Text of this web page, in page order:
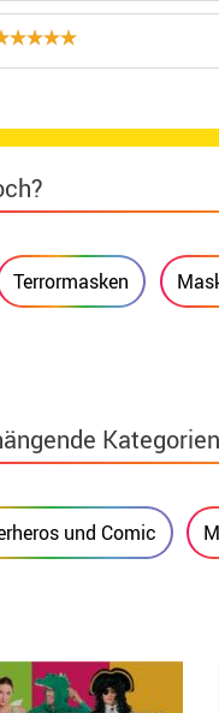
Terrormasken
Kategorien
und Comic